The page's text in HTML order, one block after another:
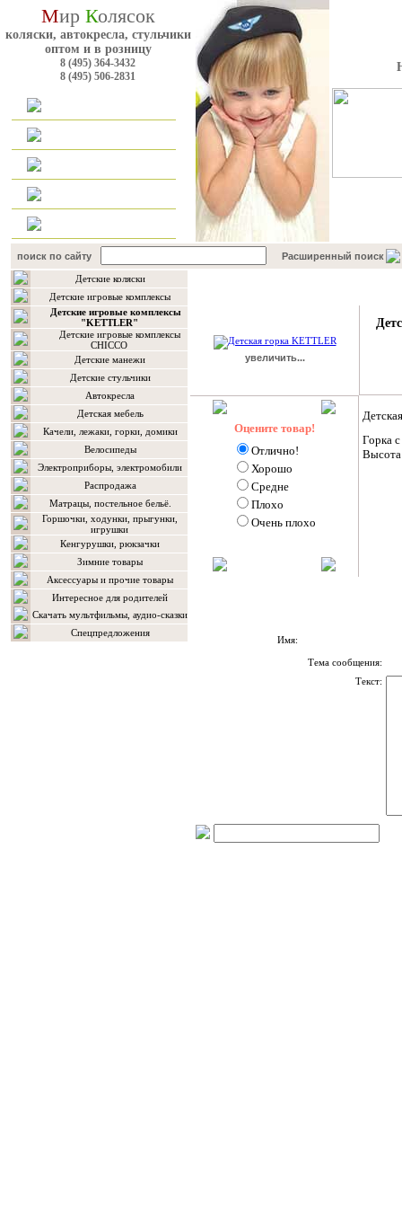
Мир Колясок
коляски, автокресла, стульчики
оптом и в розницу
8 (495) 364-3432
8 (495) 506-2831
поиск по сайту Расширенный поиск
Детские коляски
Детские игровые комплексы
Детские игровые комплексы
"KETTLER"
Детские игровые комплексы
CHICCO
Детские манежи
Детские стульчики
Автокресла
Детская мебель
Качели, лежаки, горки, домики
Велосипеды
Электроприборы, электромобили
Распродажа
Матрацы, постельное бельё.
Горшочки, ходунки, прыгунки,
игрушки
Кенгурушки, рюкзачки
Зимние товары
Аксессуары и прочие товары
Интересное для родителей
Скачать мультфильмы, аудио-сказки
Спецпредложения
увеличить...
Оцените товар!
Отлично!
Хорошо
Средне
Плохо
Очень плохо
Горка
Высота
Имя:
Тема сообщения:
Текст: